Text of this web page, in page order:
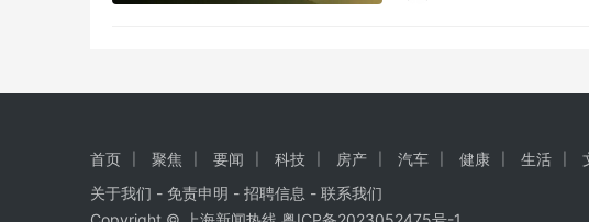
首页 聚焦 要闻 科技 房产 汽车 健康 生活
关于我们 - 免责申明 - 招聘信息 - 联系我们